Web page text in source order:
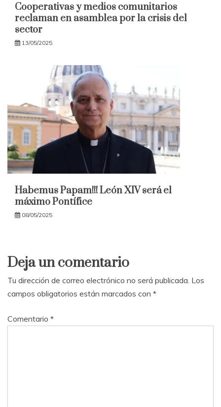
Cooperativas y medios comunitarios
reclaman en asamblea por la crisis del
sector
13/05/2025
Habemus Papam!!! León XIV será el
máximo Pontífice
08/05/2025
Deja un comentario
Tu dirección de correo electrónico no será publicada. Los
campos obligatorios están marcados con *
Comentario *